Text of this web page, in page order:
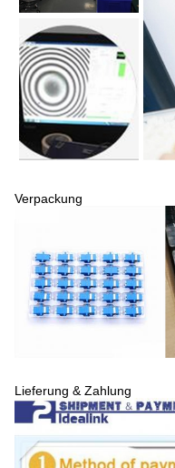
Verpackung
Lieferung & Zahlung